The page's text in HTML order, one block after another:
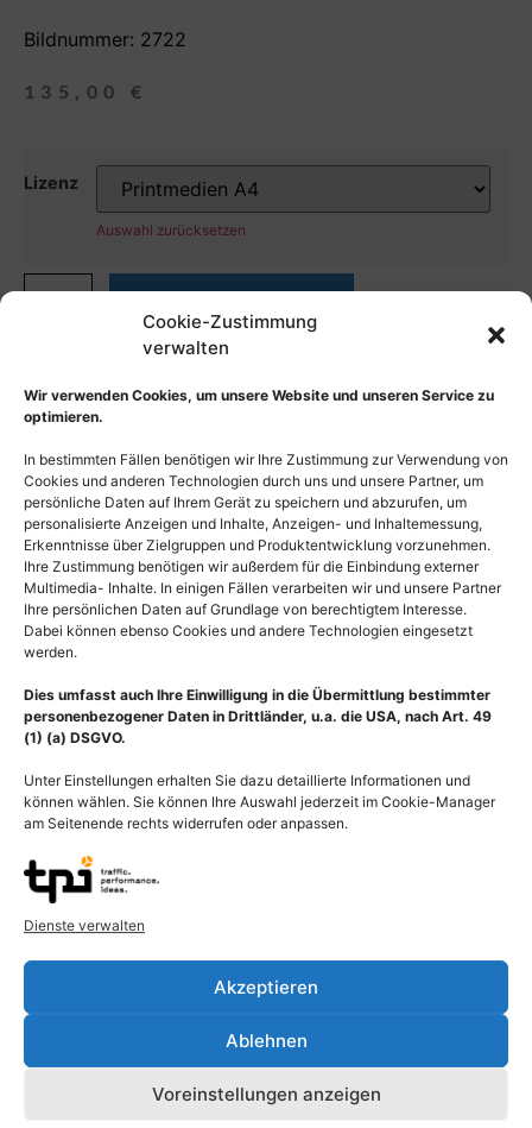
Cookie-Zustimmung
verwalten
Wir verwenden Cookies, um unsere Website und unseren Service zu
optimieren.
In bestimmten Fällen benötigen wir Ihre Zustimmung zur Verwendung von
Cookies und anderen Technologien durch uns und unsere Partner, um
persönliche Daten auf Ihrem Gerät zu speichern und abzurufen, um
personalisierte Anzeigen und Inhalte, Anzeigen- und Inhaltemessung,
Erkenntnisse über Zielgruppen und Produktentwicklung vorzunehmen.
Ihre Zustimmung benötigen wir außerdem für die Einbindung externer
Multimedia- Inhalte. In einigen Fällen verarbeiten wir und unsere Partner
Ihre persönlichen Daten auf Grundlage von berechtigtem Interesse.
Dabei können ebenso Cookies und andere Technologien eingesetzt
werden.
Dies umfasst auch Ihre Einwilligung in die Übermittlung bestimmter
personenbezogener Daten in Drittländer, u.a. die USA, nach Art. 49
(1) (a) DSGVO.
Unter Einstellungen erhalten Sie dazu detaillierte Informationen und
können wählen. Sie können Ihre Auswahl jederzeit im Cookie-Manager
am Seitenende rechts widerrufen oder anpassen.
Dienste verwalten
Akzeptieren
Ablehnen
Voreinstellungen anzeigen
Bildnummer: 2722
135,00 €
Lizenz
Auswahl zurücksetzen
Als Blutgefäß (Vas sanguineum) oder Ader wird im menschlichen
Körper ein Hohlorgan, aus röhrenförmiger Gefäßstruktur
bestehend, bezeichnet, das für den Transport von Blut
verantwortlich ist. Die Blutgefäße werden unterteilt in Arterien